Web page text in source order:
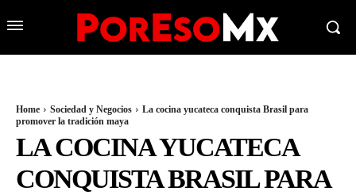
Home Sociedad y Negocios
La cocina yucateca conquista Brasil para
promover la tradición maya
LA COCINA YUCATECA
CONQUISTA BRASIL PARA